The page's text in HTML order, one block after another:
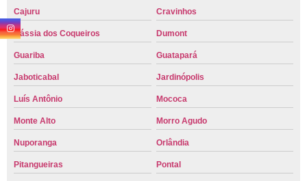
Cajuru Cravinhos
Cássia dos Coqueiros Dumont
Guariba Guatapará
Jaboticabal Jardinópolis
Luís Antônio Mococa
Monte Alto Morro Agudo
Nuporanga Orlândia
Pitangueiras Pontal